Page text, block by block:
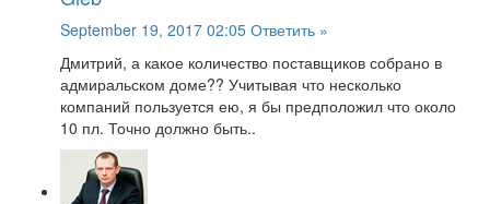
September 19, 2017 02:05 Ответить »
Дмитрий, а какое количество поставщиков собрано в
адмиральском доме?? Учитывая что несколько
компаний пользуется ею, я бы предположил что около
10 пл. Точно должно быть..